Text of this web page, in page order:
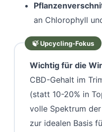
an Chlorophyll
Wichtig für die
CBD-Gehalt im
(statt 10-20% in
volle Spektrum
zur idealen Basis